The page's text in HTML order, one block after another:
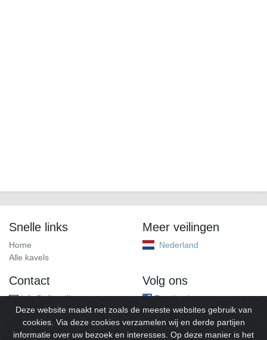
Snelle links
Home
Alle kavels
Meer veilingen
Nederland
Contact
info@alleveilingen.net
Volg ons
Facebook
Deze website maakt net zoals de meeste websites gebruik van
cookies. Via deze cookies verzamelen wij en derde partijen
informatie over uw bezoek en interesses. Op deze manier is het